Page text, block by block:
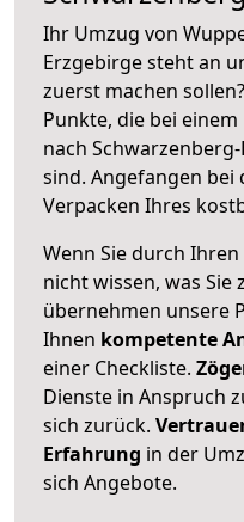
Ihr Umzug von
Erzgebirge steht an
zuerst machen
Punkte, die bei
nach
sind. Angefangen bei
Verpacken Ihres
Wenn Sie durch
nicht wissen, was Sie
übernehmen unsere
Ihnen kompetente
einer Checkliste.
Dienste in Anspruch
sich zurück.
Erfahrung in der
sich Angebote.